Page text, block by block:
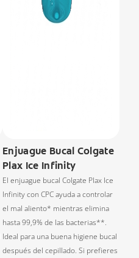
Enjuague Bucal Colgate
Plax Ice Infinity
El enjuague bucal Colgate Plax Ice
Infinity con CPC ayuda a controlar
el mal aliento* mientras elimina
hasta 99,9% de las bacterias**.
Ideal para una buena higiene bucal
después del cepillado. Si prefieres